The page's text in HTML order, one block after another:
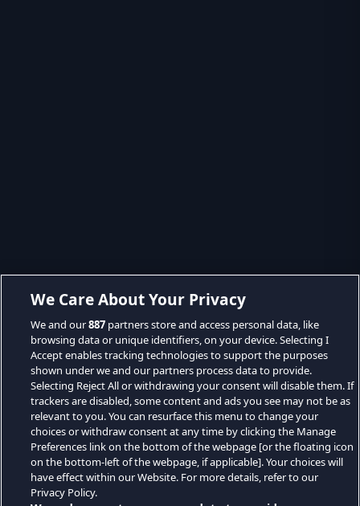
We Care About Your Privacy
We and our887 partners store and access personal data, like
browsing data or unique identifiers, on your device. Selecting I
Accept enables tracking technologies to support the purposes
shown under we and our partners process data to provide.
Selecting Reject All or withdrawing your consent will disable them. If
trackers are disabled, some content and ads you see may not be as
relevant to you. You can resurface this menu to change your
choices or withdraw consent at any time by clicking the Manage
Preferences link on the bottom of the webpage [or the floating icon
on the bottom-left of the webpage, if applicable]. Your choices will
have effect within our Website. For more details, refer to our
Privacy Policy.